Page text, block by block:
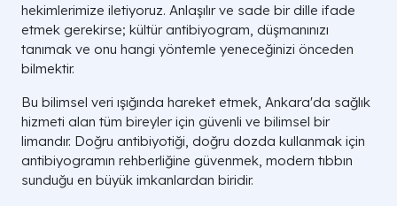
hekimlerimize iletiyoruz. Anlaşılır ve sade bir dille ifade
etmek gerekirse; kültür antibiyogram, düşmanınızı
tanımak ve onu hangi yöntemle yeneceğinizi önceden
bilmektir.
Bu bilimsel veri ışığında hareket etmek, Ankara'da sağlık
hizmeti alan tüm bireyler için güvenli ve bilimsel bir
limandır. Doğru antibiyotiği, doğru dozda kullanmak için
antibiyogramın rehberliğine güvenmek, modern tıbbın
sunduğu en büyük imkanlardan biridir.